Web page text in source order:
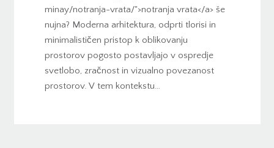
minay/notranja-vrata/">notranja vrata</a> še
nujna? Moderna arhitektura, odprti tlorisi in
minimalističen pristop k oblikovanju
prostorov pogosto postavljajo v ospredje
svetlobo, zračnost in vizualno povezanost
prostorov. V tem kontekstu…